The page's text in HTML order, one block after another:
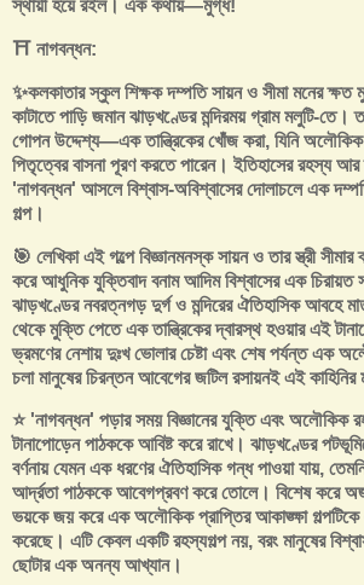
স্থায়ী হয়ে রইল। এক কথায়—মুগ্ধ!
⛩️ নাগবন্ধন:
✨কলকাতার স্কুল শিক্ষক দম্পতি সায়ন ও সীমা মনের
কাটাতে পাড়ি জমান ঝাড়খণ্ডের মন্দিরময় গ্রাম মলুটি-তে।
গোপন উদ্দেশ্য—এক তান্ত্রিকের খোঁজ করা, যিনি অলৌকিক
পিতৃত্বের বাসনা পূরণ করতে পারেন। ইতিহাসের রহস্য আর
'নাগবন্ধন' আসলে বিশ্বাস-অবিশ্বাসের দোলাচলে এক
গল্প।
🎯 লেখিকা এই গল্পে বিজ্ঞানমনস্ক সায়ন ও তার স্ত্রী
করে আধুনিক যুক্তিবাদ বনাম আদিম বিশ্বাসের এক চিরায়ত
ঝাড়খণ্ডের নবরত্নগড় দুর্গ ও মন্দিরের ঐতিহাসিক আবহে
থেকে মুক্তি পেতে এক তান্ত্রিকের দ্বারস্থ হওয়ার এই
ভ্রমণের নেশায় দুঃখ ভোলার চেষ্টা এবং শেষ পর্যন্ত এক
চলা মানুষের চিরন্তন আবেগের জটিল রসায়নই এই
⭐ 'নাগবন্ধন' পড়ার সময় বিজ্ঞানের যুক্তি এবং
টানাপোড়েন পাঠককে আবিষ্ট করে রাখে। ঝাড়খণ্ডের
বর্ণনায় যেমন এক ধরণের ঐতিহাসিক গন্ধ পাওয়া যায়,
আর্দ্রতা পাঠককে আবেগপ্রবণ করে তোলে। বিশেষ করে
ভয়কে জয় করে এক অলৌকিক প্রাপ্তির আকাঙ্ক্ষা গল্পটিকে
করেছে। এটি কেবল একটি রহস্যগল্প নয়, বরং মানুষের
ছোটার এক অনন্য আখ্যান।